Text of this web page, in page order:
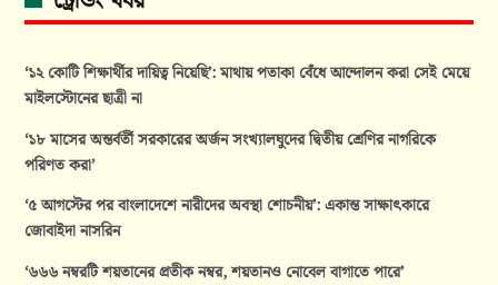
‘১২ কোটি শিক্ষার্থীর দায়িত্ব নিয়েছি’: মাথায় পতাকা বেঁধে আন্দোলন করা সেই মেয়ে
মাইলস্টোনের ছাত্রী না
‘১৮ মাসের অন্তর্বর্তী সরকারের অর্জন সংখ্যালঘুদের দ্বিতীয় শ্রেণির নাগরিকে
পরিণত করা’
‘৫ আগস্টের পর বাংলাদেশে নারীদের অবস্থা শোচনীয়’: একান্ত সাক্ষাৎকারে
জোবাইদা নাসরিন
‘৬৬৬ নম্বরটি শয়তানের প্রতীক নম্বর, শয়তানও নোবেল বাগাতে পারে’